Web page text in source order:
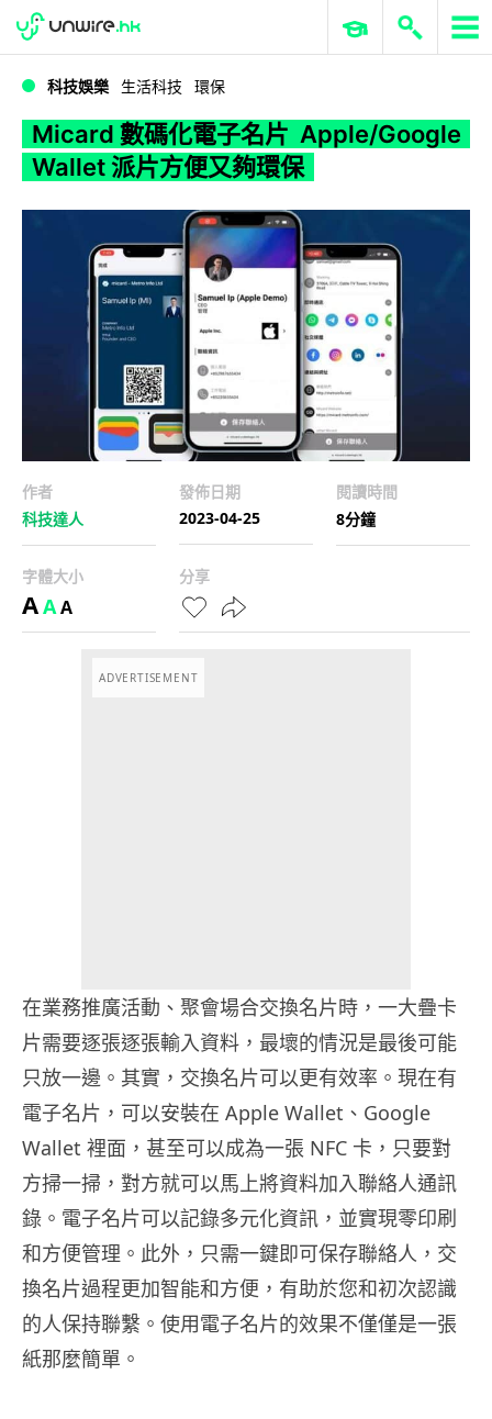
WWDC 2026 ERP 與商業 AI
科技娛樂 生活科技 環保
Micard 數碼化電子名片 Apple/Google
Wallet 派片方便又夠環保
作者
科技達人
發佈日期
2023-04-25
閱讀時間
8分鐘
字體大小
AAA
分享
ADVERTISEMENT
在業務推廣活動、聚會場合交換名片時，一大疊卡
片需要逐張逐張輸入資料，最壞的情況是最後可能
只放一邊。其實，交換名片可以更有效率。現在有
電子名片，可以安裝在 Apple Wallet、Google
Wallet 裡面，甚至可以成為一張 NFC 卡，只要對
方掃一掃，對方就可以馬上將資料加入聯絡人通訊
錄。電子名片可以記錄多元化資訊，並實現零印刷
和方便管理。此外，只需一鍵即可保存聯絡人，交
換名片過程更加智能和方便，有助於您和初次認識
的人保持聯繫。使用電子名片的效果不僅僅是一張
紙那麼簡單。